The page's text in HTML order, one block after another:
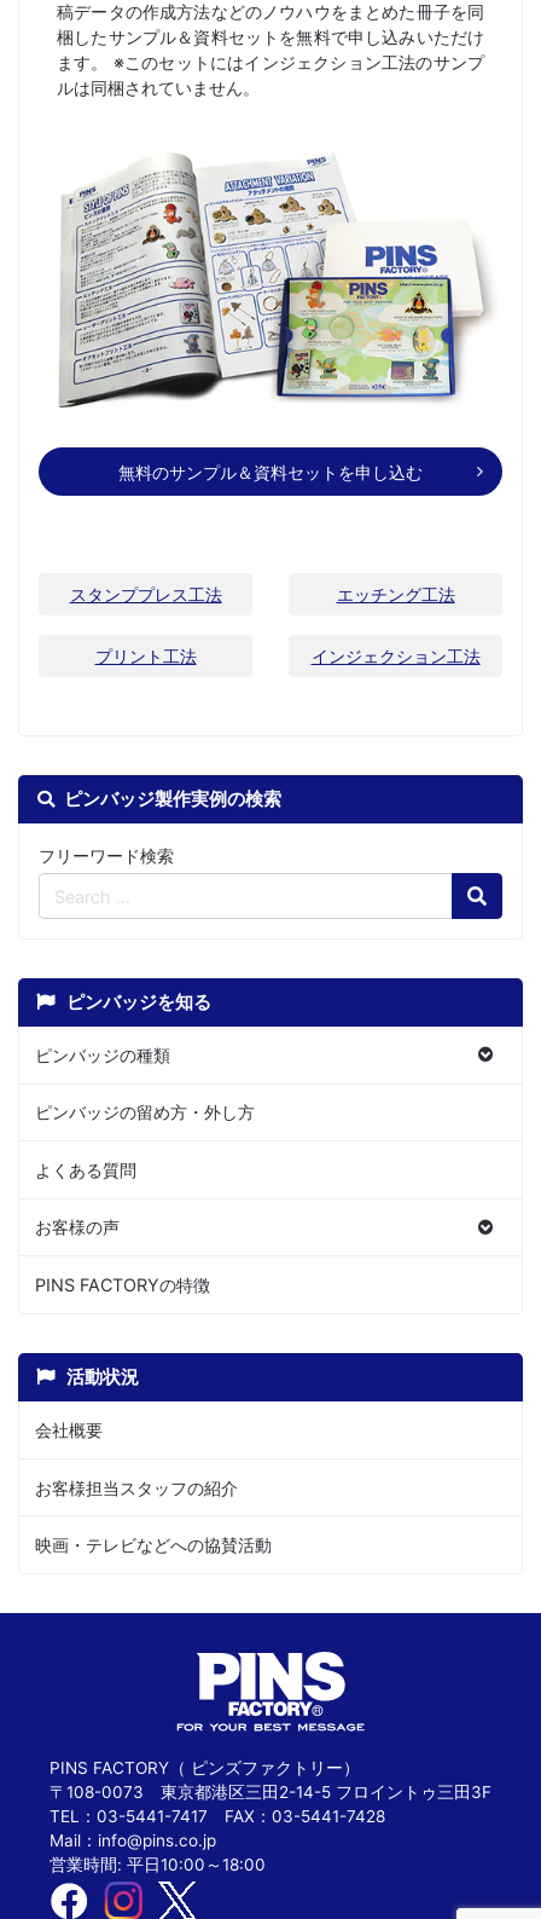
ピンバッジ製作実例の検索
フリーワード検索
Search
ピンバッジを知る
ピンバッジの種類
ピンバッジの留め方・外し方
よくある質問
お客様の声
PINS FACTORYの特徴
活動状況
会社概要
お客様担当スタッフの紹介
映画・テレビなどへの協賛活動
稿データの作成方法などのノウハウをまとめた冊子を同
梱したサンプル＆資料セットを無料で申し込みいただけ
ます。 ※このセットにはインジェクション工法のサンプ
ルは同梱されていません。
無料のサンプル＆資料セットを申し込む
スタンププレス工法 エッチング工法
プリント工法 インジェクション工法
PINS FACTORY（ ピンズファクトリー）
〒108-0073 東京都港区三田2-14-5 フロイントゥ三田3F
TEL：03-5441-7417 FAX：03-5441-7428
Mail： info@pins.co.jp
営業時間: 平日10:00～18:00